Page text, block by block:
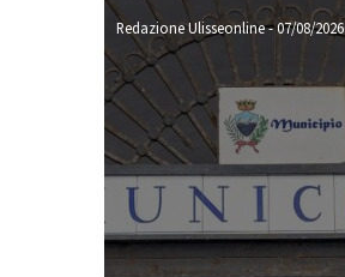
Redazione Ulisseonline-07/08/2026